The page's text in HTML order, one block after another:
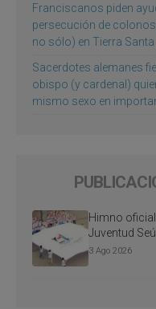
Franciscanos piden
persecución de
no sólo) en Tierra Santa
Sacerdotes alemanes
obispo (y cardenal)
mismo sexo en
Himno
Juventud
3 Ago 2026